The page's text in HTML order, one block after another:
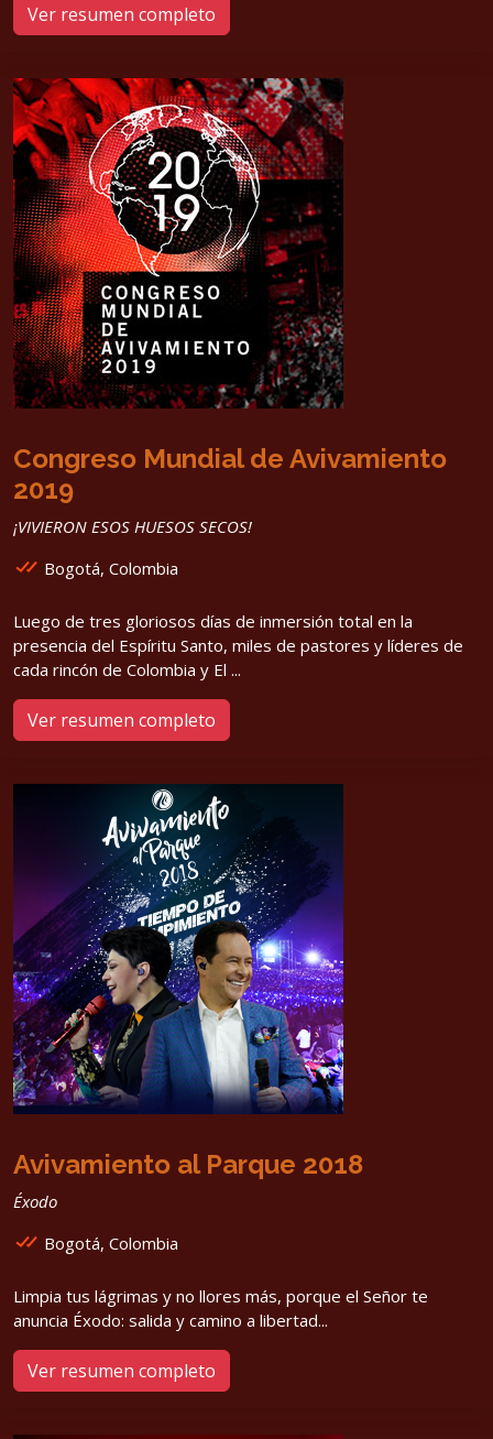
Ver resumen completo
Congreso Mundial de Avivamiento
2019
¡VIVIERON ESOS HUESOS SECOS!
Bogotá, Colombia
Luego de tres gloriosos días de inmersión total en la
presencia del Espíritu Santo, miles de pastores y líderes de
cada rincón de Colombia y El ...
Ver resumen completo
Avivamiento al Parque 2018
Éxodo
Bogotá, Colombia
Limpia tus lágrimas y no llores más, porque el Señor te
anuncia Éxodo: salida y camino a libertad...
Ver resumen completo